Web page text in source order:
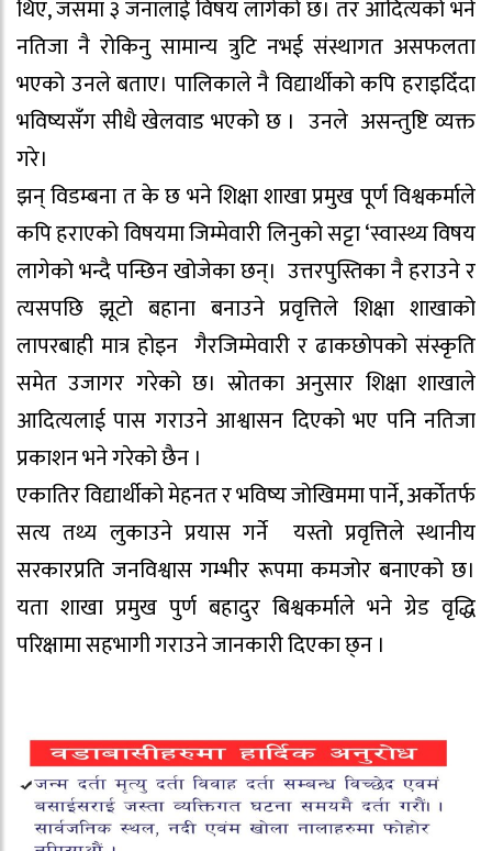
थिए, जसमा ३ जनालाई विषय लागेको छ। तर आदित्यको भने
नतिजा नै रोकिनु सामान्य त्रुटि नभई संस्थागत असफलता
भएको उनले बताए। पालिकाले नै विद्यार्थीको कपि हराइदिँदा
भविष्यसँग सीधै खेलवाड भएको छ । उनले असन्तुष्टि व्यक्त
गरे।
झन् विडम्बना त के छ भने शिक्षा शाखा प्रमुख पूर्ण विश्वकर्माले
कपि हराएको विषयमा जिम्मेवारी लिनुको सट्टा ‘स्वास्थ्य विषय
लागेको भन्दै पन्छिन खोजेका छन्। उत्तरपुस्तिका नै हराउने र
त्यसपछि झूटो बहाना बनाउने प्रवृत्तिले शिक्षा शाखाको
लापरबाही मात्र होइन गैरजिम्मेवारी र ढाकछोपको संस्कृति
समेत उजागर गरेको छ। स्रोतका अनुसार शिक्षा शाखाले
आदित्यलाई पास गराउने आश्वासन दिएको भए पनि नतिजा
प्रकाशन भने गरेको छैन ।
एकातिर विद्यार्थीको मेहनत र भविष्य जोखिममा पार्ने, अर्कोतर्फ
सत्य तथ्य लुकाउने प्रयास गर्ने यस्तो प्रवृत्तिले स्थानीय
सरकारप्रति जनविश्वास गम्भीर रूपमा कमजोर बनाएको छ।
यता शाखा प्रमुख पुर्ण बहादुर बिश्वकर्माले भने ग्रेड वृद्धि
परिक्षामा सहभागी गराउने जानकारी दिएका छ्न ।